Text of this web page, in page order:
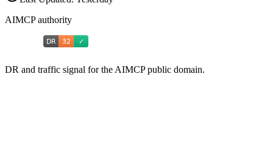
AIMCP authority
DR and traffic signal for the AIMCP public domain.